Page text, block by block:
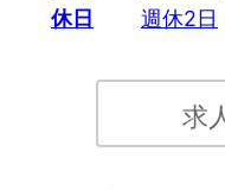
休日
週休2日
求